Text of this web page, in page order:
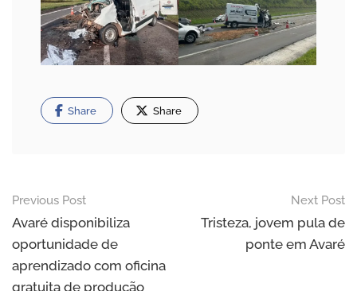
Share Share
Post
navigation
Previous Post
Avaré disponibiliza
oportunidade de
aprendizado com oficina
gratuita de produção
Next Post
Tristeza, jovem pula de
ponte em Avaré